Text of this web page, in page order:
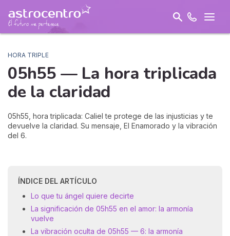
HORA TRIPLE
05h55 — La hora triplicada
de la claridad
05h55, hora triplicada: Caliel te protege de las injusticias y te
devuelve la claridad. Su mensaje, El Enamorado y la vibración
del 6.
ÍNDICE DEL ARTÍCULO
Lo que tu ángel quiere decirte
La significación de 05h55 en el amor: la armonía
vuelve
La vibración oculta de 05h55 — 6: la armonía